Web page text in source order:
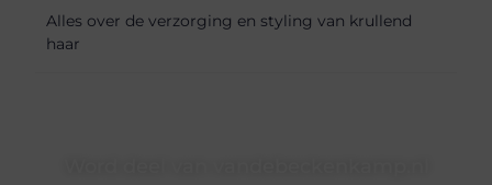
Alles over de verzorging en styling van krullend
haar